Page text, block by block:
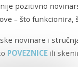
pozitivno
– što funkcionira,
novinare i
POVEZNICE ili